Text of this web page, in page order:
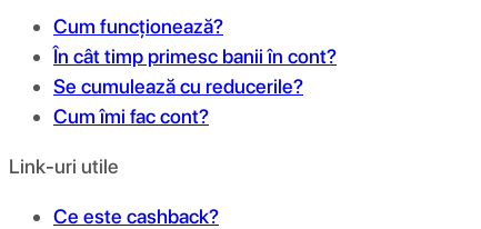
Cum funcționează?
În cât timp primesc banii în cont?
Se cumulează cu reducerile?
Cum îmi fac cont?
Link-uri utile
Ce este cashback?